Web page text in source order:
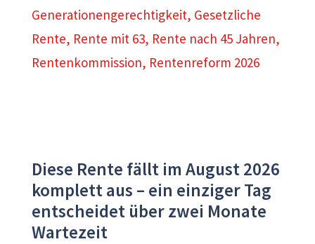
Generationengerechtigkeit, Gesetzliche
Rente, Rente mit 63, Rente nach 45 Jahren,
Rentenkommission, Rentenreform 2026
Diese Rente fällt im August 2026
komplett aus – ein einziger Tag
entscheidet über zwei Monate
Wartezeit